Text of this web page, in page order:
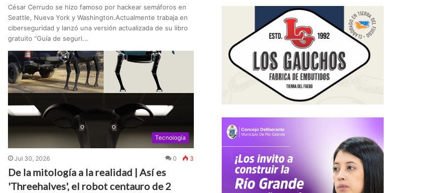
César Cerrudo se hizo famoso por hackear semáforos en
Seattle, Nueva York y Washington.Actualmente trabaja en
ciberseguridad y lanzó una versión actualizada de su libro
gratuito “Guía de seguri...
Tecnología
Jul 30, 2026 0 3
De la mitología a la realidad | Así es
'Threehalves', el robot centauro de 2